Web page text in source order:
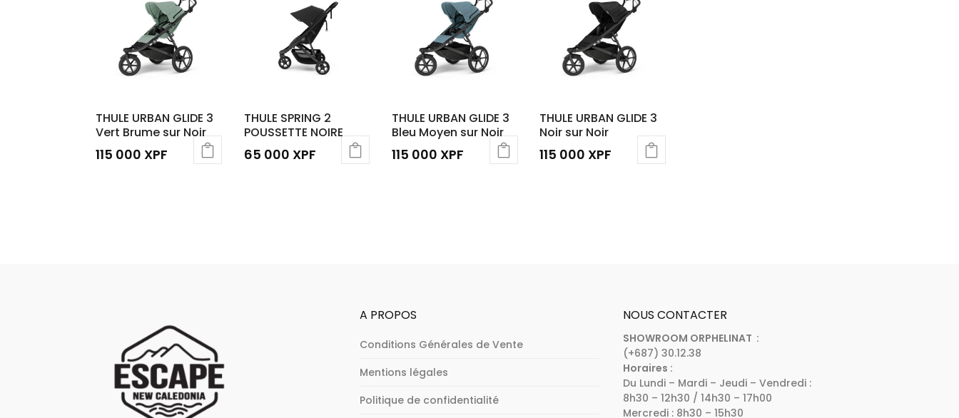
THULE URBAN GLIDE 3
Vert Brume sur Noir
115 000 XPF
THULE SPRING 2
POUSSETTE NOIRE
65 000 XPF
THULE URBAN GLIDE 3
Bleu Moyen sur Noir
115 000 XPF
THULE URBAN GLIDE 3
Noir sur Noir
115 000 XPF
A PROPOS
Conditions Générales de Vente
Mentions légales
Politique de confidentialité
NOUS CONTACTER
SHOWROOM ORPHELINAT :
(+687) 30.12.38
Horaires :
Du Lundi – Mardi – Jeudi – Vendredi :
8h30 – 12h30 / 14h30 – 17h00
Mercredi : 8h30 – 15h30